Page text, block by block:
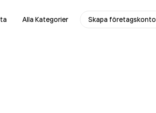
Alla Kategorier Skapa företagskonto